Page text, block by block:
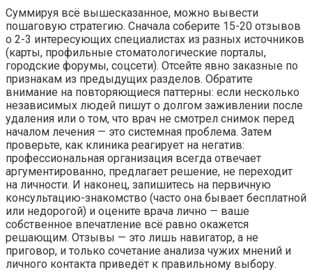
Суммируя всё вышесказанное, можно вывести
пошаговую стратегию. Сначала соберите 15-20 отзывов
о 2-3 интересующих специалистах из разных источников
(карты, профильные стоматологические порталы,
городские форумы, соцсети). Отсейте явно заказные по
признакам из предыдущих разделов. Обратите
внимание на повторяющиеся паттерны: если несколько
независимых людей пишут о долгом заживлении после
удаления или о том, что врач не смотрел снимок перед
началом лечения — это системная проблема. Затем
проверьте, как клиника реагирует на негатив:
профессиональная организация всегда отвечает
аргументированно, предлагает решение, не переходит
на личности. И наконец, запишитесь на первичную
консультацию-знакомство (часто она бывает бесплатной
или недорогой) и оцените врача лично — ваше
собственное впечатление всё равно окажется
решающим. Отзывы — это лишь навигатор, а не
приговор, и только сочетание анализа чужих мнений и
личного контакта приведёт к правильному выбору.